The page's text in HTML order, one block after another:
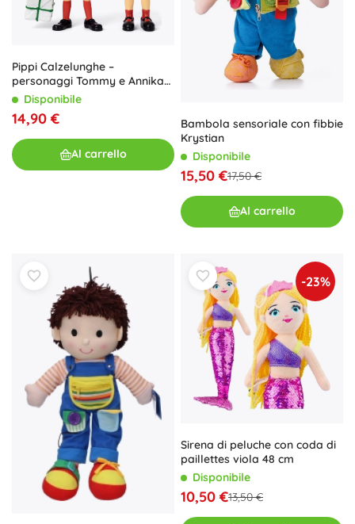
Pippi Calzelunghe –
personaggi Tommy e Annika
(set per bambini)
Disponibile
14,90 €
Al carrello
Bambola sensoriale con fibbie
Krystian
Disponibile
15,50 €17,50 €
Al carrello
-23%
Sirena di peluche con coda di
paillettes viola 48 cm
Disponibile
10,50 €13,50 €